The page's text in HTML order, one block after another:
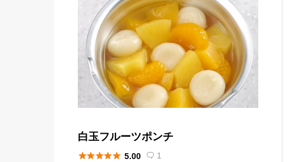
白玉フルーツポンチ
 5.00  1